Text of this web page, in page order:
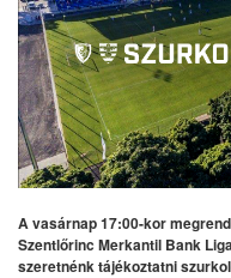
A vasárnap 17:00-kor
Szentlőrinc Merkantil Bank
szeretnénk tájékoztatni